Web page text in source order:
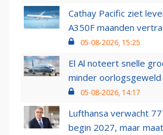
Cathay Pacific ziet
A350F maanden
05-08-2026, 15:25
El Al noteert snelle
minder oorlogsgeweld
05-08-2026, 14:17
Lufthansa verwacht
begin 2027, maar